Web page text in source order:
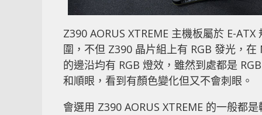
Z390 AORUS XTREME 主機板屬於 E-
圍，不但 Z390 晶片組上有 RGB 發光，
的邊沿均有 RGB 燈效，雖然到處都是
和順眼，看到有顏色變化但又不會刺眼。
會選用 Z390 AORUS XTREME 的一般都